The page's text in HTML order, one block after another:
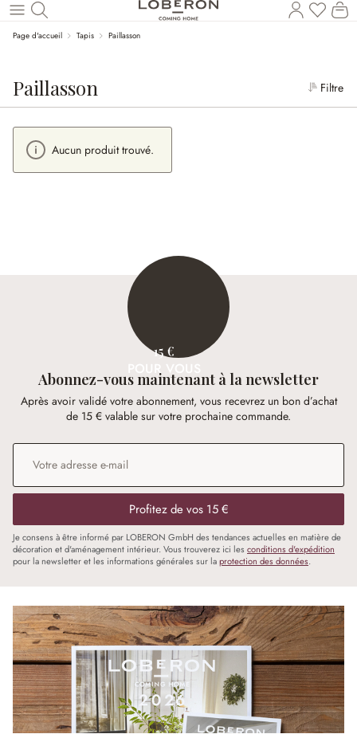
Revenir au contenu principal
Page d'accueil Tapis Paillasson
Paillasson Filtre
Aucun produit trouvé.
15 €
POUR VOUS
Abonnez-vous maintenant à la newsletter
Après avoir validé votre abonnement, vous recevrez un bon d’achat
de 15 € valable sur votre prochaine commande.
Adresse e-mail
Profitez de vos 15 €
Je consens à être informé par LOBERON GmbH des tendances actuelles en matière de
décoration et d'aménagement intérieur. Vous trouverez ici les conditions d'expédition
pour la newsletter et les informations générales sur laprotection des données.